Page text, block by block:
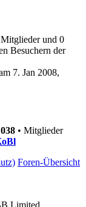
und 0
Besuchern der
7. Jan 2008,
• Mitglieder
Foren-Übersicht